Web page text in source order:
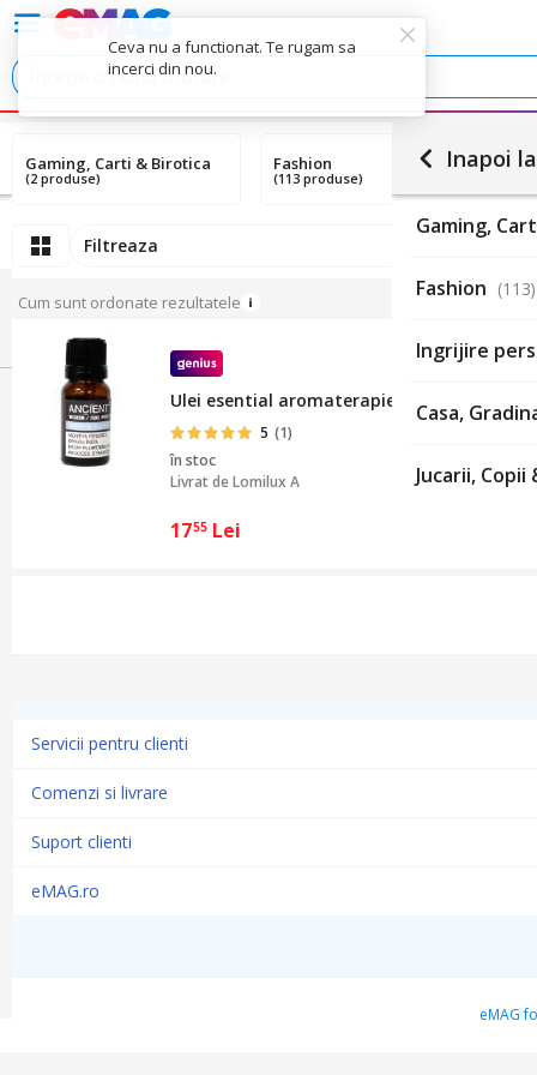
Ceva nu a functionat. Te rugam sa
incerci din nou.
Inapoi
Gaming,
Fashion (113)
Ingrijire
Casa,
Jucarii,
Gaming, Carti & Birotica
(2 produse)
Fashion
(113 produse)
Filtreaza
Cum sunt ordonate rezultatele
Ulei esential aromaterapie Menta, Ancient
5 (1)
în stoc
Livrat deLomilux A
1755 Lei
Servicii pentru clienti
Comenzi si livrare
Suport clienti
eMAG.ro
eMAG